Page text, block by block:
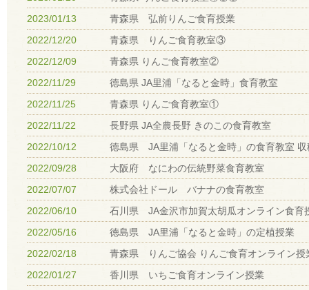
2023/01/13
青森県 弘前りんご食育授業
2022/12/20
青森県 りんご食育教室③
2022/12/09
青森県 りんご食育教室②
2022/11/29
徳島県 JA里浦「なると金時」食育教室
2022/11/25
青森県 りんご食育教室①
2022/11/22
長野県 JA全農長野 きのこの食育教室
2022/10/12
徳島県 JA里浦「なると金時」の食育教室 収
2022/09/28
大阪府 なにわの伝統野菜食育教室
2022/07/07
株式会社ドール バナナの食育教室
2022/06/10
石川県 JA金沢市加賀太胡瓜オンライン食育
2022/05/16
徳島県 JA里浦「なると金時」の定植授業
2022/02/18
青森県 りんご協会 りんご食育オンライン授
2022/01/27
香川県 いちご食育オンライン授業